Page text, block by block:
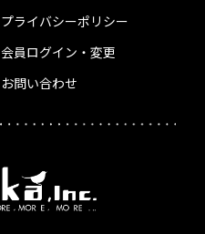
プライバシーポリシー
会員ログイン・変更
お問い合わせ